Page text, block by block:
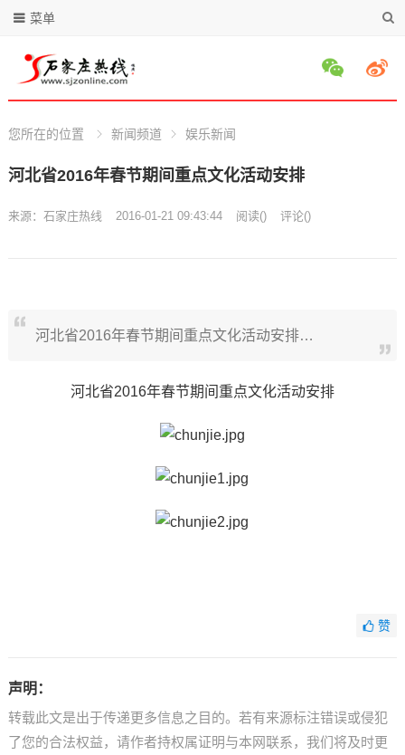
菜单
您所在的位置 新闻频道 娱乐新闻
河北省2016年春节期间重点文化活动安排
来源： 石家庄热线 2016-01-21 09:43:44 阅读() 评论()
河北省2016年春节期间重点文化活动安排…
河北省2016年春节期间重点文化活动安排
赞
声明：
转载此文是出于传递更多信息之目的。若有来源标注错误或侵犯
了您的合法权益，请作者持权属证明与本网联系，我们将及时更